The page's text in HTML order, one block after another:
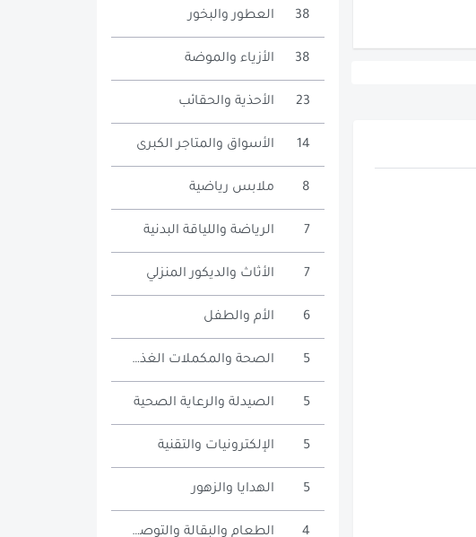
العطور والبخور 38
الأزياء والموضة 38
الأحذية والحقائب 23
الأسواق والمتاجر الكبرى 14
ملابس رياضية 8
الرياضة واللياقة البدنية 7
الأثاث والديكور المنزلي 7
الأم والطفل 6
الصحة والمكملات الغذائية 5
الصيدلة والرعاية الصحية 5
الإلكترونيات والتقنية 5
الهدايا والزهور 5
الطعام والبقالة والتوصيل 4